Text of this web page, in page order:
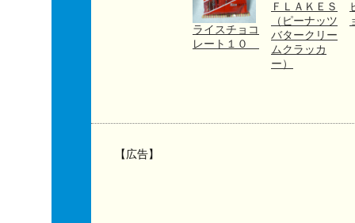
ライスチョコ
レート１０
ＦＬＡＫＥＳ
（ピーナッツ
バタークリー
ムクラッカ
ー）
【広告】